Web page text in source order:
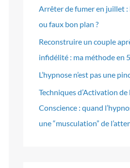
Arrêter de fumer en juillet :
ou faux bon plan ?
Reconstruire un couple
infidélité : ma méthode en
L’hypnose n’est pas une
Techniques d’Activation de
Conscience : quand
une “musculation” de